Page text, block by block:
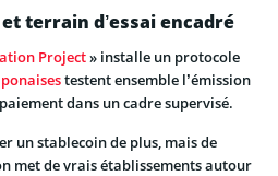
terrain d’essai encadré
Project» installe un protocole
testent ensemble l’émission
dans un cadre supervisé.
un stablecoin de plus, mais de
met de vrais établissements autour